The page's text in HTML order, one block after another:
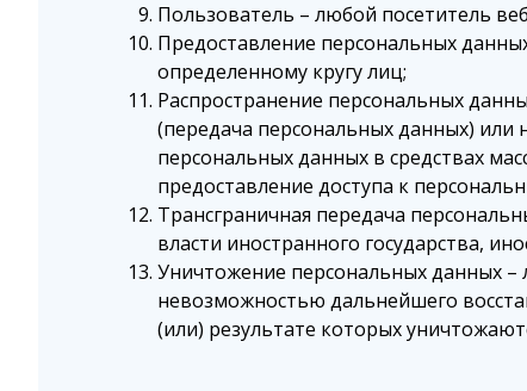
Пользователь – любой посетитель
Предоставление персональных
определенному кругу лиц;
Распространение персональных
(передача персональных данных)
персональных данных в средствах
предоставление доступа к
Трансграничная передача
власти иностранного государства,
Уничтожение персональных данных –
невозможностью дальнейшего
(или) результате которых